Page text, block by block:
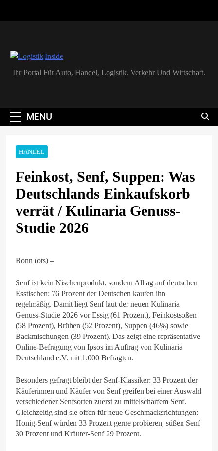
Logistik|Inside
Ihr Portal Für Auto, Handel, Logistik, Verkehr Und Wirtschaft.
MENU
HANDEL
Feinkost, Senf, Suppen: Was
Deutschlands Einkaufskorb
verrät / Kulinaria Genuss-
Studie 2026
Bonn (ots) –
Senf ist kein Nischenprodukt, sondern Alltag auf deutschen
Esstischen: 76 Prozent der Deutschen kaufen ihn
regelmäßig. Damit liegt Senf laut der neuen Kulinaria
Genuss-Studie 2026 vor Essig (61 Prozent), Feinkostsoßen
(58 Prozent), Brühen (52 Prozent), Suppen (46%) sowie
Backmischungen (39 Prozent). Das zeigt eine repräsentative
Online-Befragung von Ipsos im Auftrag von Kulinaria
Deutschland e.V. mit 1.000 Befragten.
Besonders gefragt bleibt der Senf-Klassiker: 33 Prozent der
Käuferinnen und Käufer von Senf greifen bei einer Auswahl
verschiedener Senfsorten zuerst zu mittelscharfem Senf.
Gleichzeitig sind sie offen für neue Geschmacksrichtungen:
Honig-Senf würden 33 Prozent gerne probieren, süßen Senf
30 Prozent und Kräuter-Senf 29 Prozent.